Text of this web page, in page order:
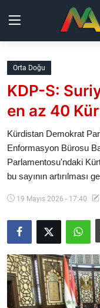
Kurdistan
Bölgeler
Güncel
Analiz
Galeri
Video
Yazarlar
Orta Doğu
KDP-S:
en az 40
Kürdistan Demokrat
Enformasyon Bürosu
Parlamentosu'ndaki
bu sayının artırılması
19 Mayıs 2026 - 17:40